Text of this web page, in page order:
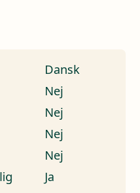
Dansk
Nej
Nej
Nej
Nej
Ja